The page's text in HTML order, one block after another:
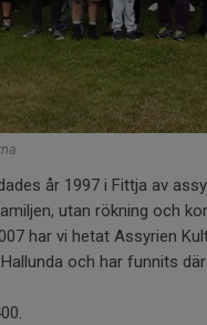
år 1997 i Fittja av
utan rökning och
har vi hetat Assyrien
och har funnits